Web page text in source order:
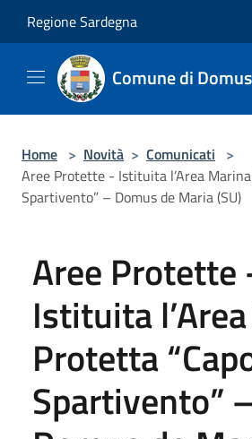
Regione Sardegna
Comune di
Home > Novità > Comunicati >
Aree Protette - Istituita l’Area
Spartivento” – Domus de Maria (SU)
Aree Protette
Istituita
Protetta
Spartivento” –